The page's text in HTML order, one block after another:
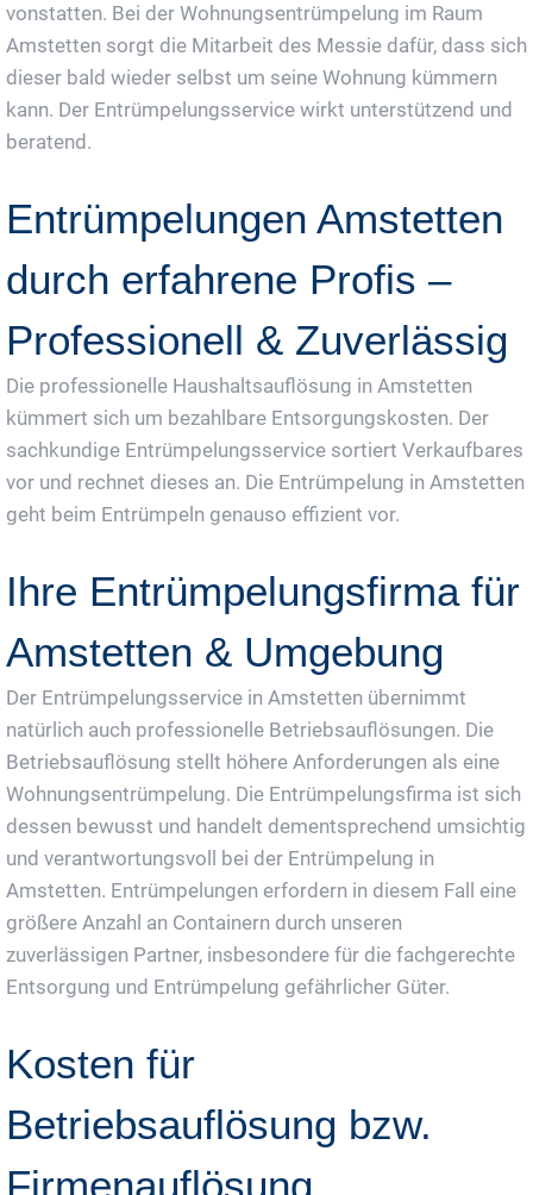
vonstatten. Bei der Wohnungsentrümpelung im Raum
Amstetten sorgt die Mitarbeit des Messie dafür, dass sich
dieser bald wieder selbst um seine Wohnung kümmern
kann. Der Entrümpelungsservice wirkt unterstützend und
beratend.
Entrümpelungen Amstetten
durch erfahrene Profis –
Professionell & Zuverlässig
Die professionelle Haushaltsauflösung in Amstetten
kümmert sich um bezahlbare Entsorgungskosten. Der
sachkundige Entrümpelungsservice sortiert Verkaufbares
vor und rechnet dieses an. Die Entrümpelung in Amstetten
geht beim Entrümpeln genauso effizient vor.
Ihre Entrümpelungsfirma für
Amstetten & Umgebung
Der Entrümpelungsservice in Amstetten übernimmt
natürlich auch professionelle Betriebsauflösungen. Die
Betriebsauflösung stellt höhere Anforderungen als eine
Wohnungsentrümpelung. Die Entrümpelungsfirma ist sich
dessen bewusst und handelt dementsprechend umsichtig
und verantwortungsvoll bei der Entrümpelung in
Amstetten. Entrümpelungen erfordern in diesem Fall eine
größere Anzahl an Containern durch unseren
zuverlässigen Partner, insbesondere für die fachgerechte
Entsorgung und Entrümpelung gefährlicher Güter.
Kosten für
Betriebsauflösung bzw.
Firmenauflösung